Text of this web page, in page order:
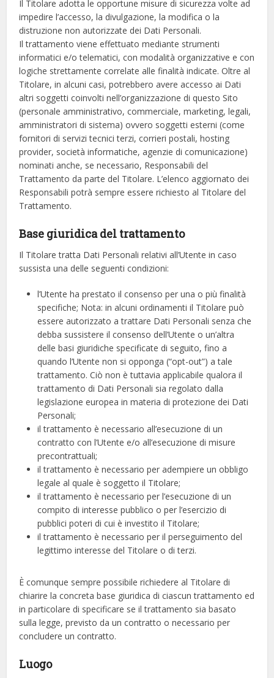
Il Titolare adotta le opportune misure di sicurezza volte ad
impedire l’accesso, la divulgazione, la modifica o la
distruzione non autorizzate dei Dati Personali.
Il trattamento viene effettuato mediante strumenti
informatici e/o telematici, con modalità organizzative e con
logiche strettamente correlate alle finalità indicate. Oltre al
Titolare, in alcuni casi, potrebbero avere accesso ai Dati
altri soggetti coinvolti nell’organizzazione di questo Sito
(personale amministrativo, commerciale, marketing, legali,
amministratori di sistema) ovvero soggetti esterni (come
fornitori di servizi tecnici terzi, corrieri postali, hosting
provider, società informatiche, agenzie di comunicazione)
nominati anche, se necessario, Responsabili del
Trattamento da parte del Titolare. L’elenco aggiornato dei
Responsabili potrà sempre essere richiesto al Titolare del
Trattamento.
Base giuridica del trattamento
Il Titolare tratta Dati Personali relativi all’Utente in caso
sussista una delle seguenti condizioni:
l’Utente ha prestato il consenso per una o più finalità
specifiche; Nota: in alcuni ordinamenti il Titolare può
essere autorizzato a trattare Dati Personali senza che
debba sussistere il consenso dell’Utente o un’altra
delle basi giuridiche specificate di seguito, fino a
quando l’Utente non si opponga (“opt-out”) a tale
trattamento. Ciò non è tuttavia applicabile qualora il
trattamento di Dati Personali sia regolato dalla
legislazione europea in materia di protezione dei Dati
Personali;
il trattamento è necessario all’esecuzione di un
contratto con l’Utente e/o all’esecuzione di misure
precontrattuali;
il trattamento è necessario per adempiere un obbligo
legale al quale è soggetto il Titolare;
il trattamento è necessario per l’esecuzione di un
compito di interesse pubblico o per l’esercizio di
pubblici poteri di cui è investito il Titolare;
il trattamento è necessario per il perseguimento del
legittimo interesse del Titolare o di terzi.
È comunque sempre possibile richiedere al Titolare di
chiarire la concreta base giuridica di ciascun trattamento ed
in particolare di specificare se il trattamento sia basato
sulla legge, previsto da un contratto o necessario per
concludere un contratto.
Luogo